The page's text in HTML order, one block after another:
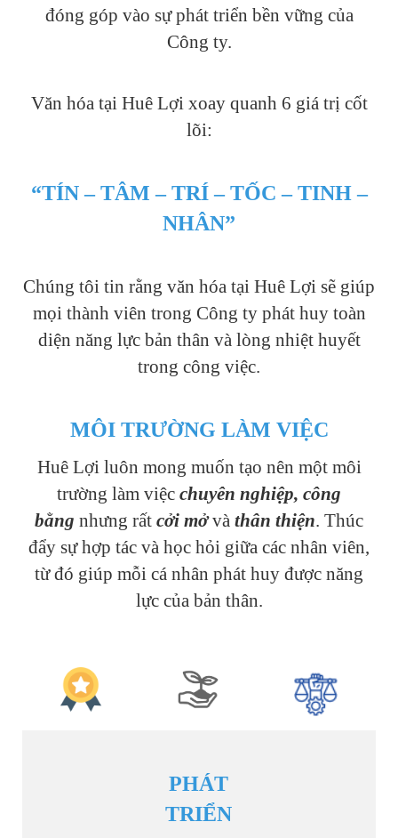
đóng góp vào sự phát triển bền vững của
Công ty.
Văn hóa tại Huê Lợi xoay quanh 6 giá trị cốt
lõi:
“TÍN – TÂM – TRÍ – TỐC – TINH –
NHÂN”
Chúng tôi tin rằng văn hóa tại Huê Lợi sẽ giúp
mọi thành viên trong Công ty phát huy toàn
diện năng lực bản thân và lòng nhiệt huyết
trong công việc.
MÔI TRƯỜNG LÀM VIỆC
Huê Lợi luôn mong muốn tạo nên một môi
trường làm việc chuyên nghiệp, công
bằng nhưng rất cởi mởvà thân thiện. Thúc
đẩy sự hợp tác và học hỏi giữa các nhân viên,
từ đó giúp mỗi cá nhân phát huy được năng
lực của bản thân.
PHÁT
TRIỂN